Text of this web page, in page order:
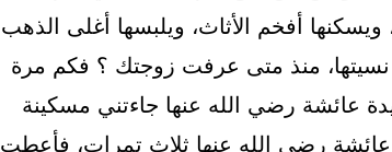
أفخم الأثاث، ويلبسها أغلى الذهب
نسيتها، منذ متى عرفت زوجتك ؟ فكم مرة
عائشة رضي الله عنها جاءتني مسكينة
عائشة رضي الله عنها ثلاث تمرات، فأعطت